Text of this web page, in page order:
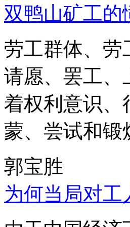
双鸭山矿工的
劳工群体、劳
请愿、罢工、
着权利意识、
蒙、尝试和锻
郭宝胜
为何当局对